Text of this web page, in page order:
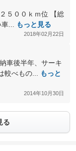
５００ｋｍ位 【総
...
もっと見る
2018年02月22日
車後半年、サーキ
較べもの...
もっと
2014年10月30日
る